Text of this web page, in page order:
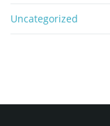
Uncategorized